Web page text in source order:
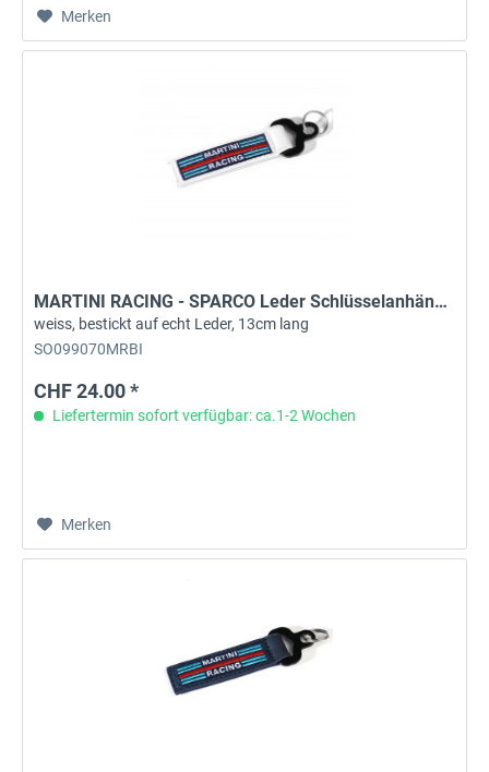
Merken
MARTINI RACING - SPARCO Leder Schlüsselanhänger
weiss, bestickt auf echt Leder, 13cm lang
SO099070MRBI
CHF 24.00 *
Liefertermin sofort verfügbar: ca.1-2 Wochen
Merken